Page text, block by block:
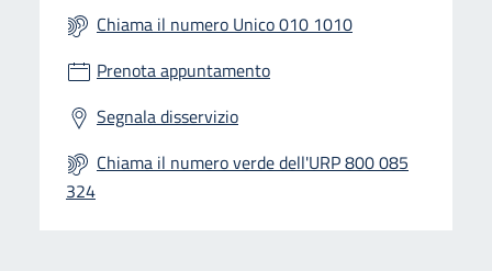
Chiama il numero Unico 010 1010
Prenota appuntamento
Segnala disservizio
Chiama il numero verde dell'URP 800 085
324